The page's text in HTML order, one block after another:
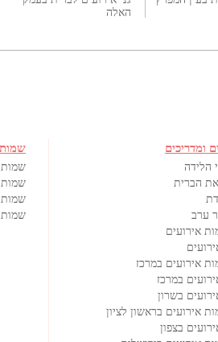
האלה
ומדריכים
הלידה
הברית
ערב
אירועים
אירועים במרכז
במרכז
בשרון
אירועים בראשון לציון
בצפון
שמות
שמות
שמות
שמות
שמות